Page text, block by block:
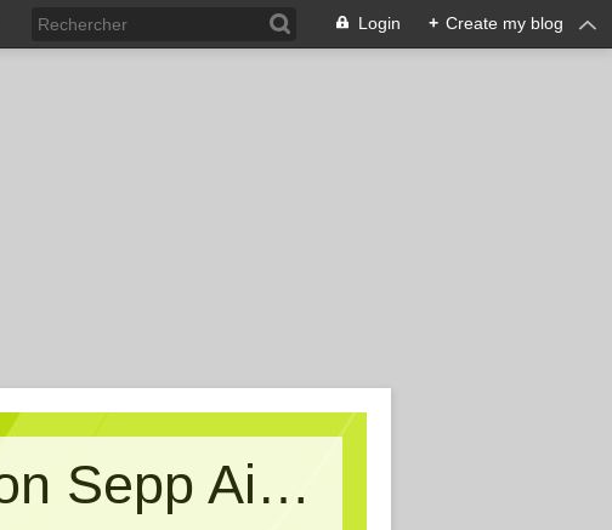
Login + Create my blog
Kritische Massen - Ein Blog von Sepp Aigner